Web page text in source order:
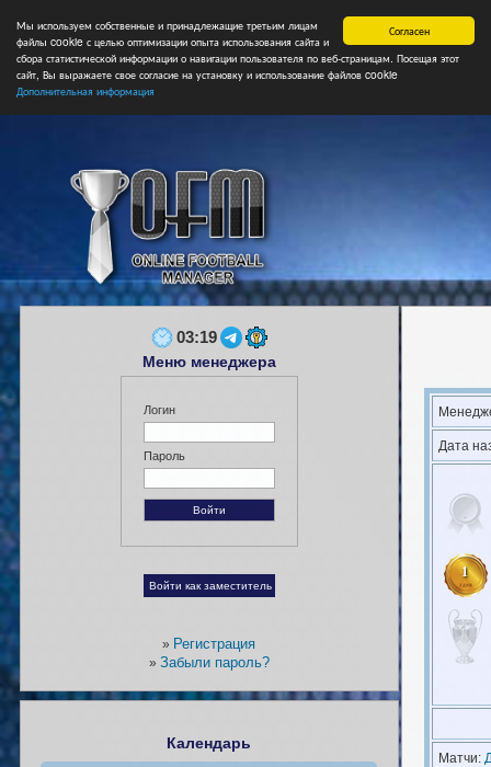
Согласен
Мы используем собственные и принадлежащие третьим лицам
файлы cookie с целью оптимизации опыта использования сайта и
сбора статистической информации о навигации пользователя по веб-страницам. Посещая этот
сайт, Вы выражаете свое согласие на установку и использование файлов cookie
Дополнительная информация
Главная Форум Турниры Сборные НФ Свободные
Дата
1
Матчи:
03:19
Меню менеджера
Логин
Пароль
» Регистрация
» Забыли пароль?
Календарь